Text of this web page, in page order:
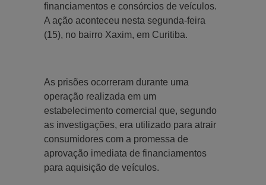
financiamentos e consórcios de veículos.
A ação aconteceu nesta segunda-feira
(15), no bairro Xaxim, em Curitiba.
As prisões ocorreram durante uma
operação realizada em um
estabelecimento comercial que, segundo
as investigações, era utilizado para atrair
consumidores com a promessa de
aprovação imediata de financiamentos
para aquisição de veículos.